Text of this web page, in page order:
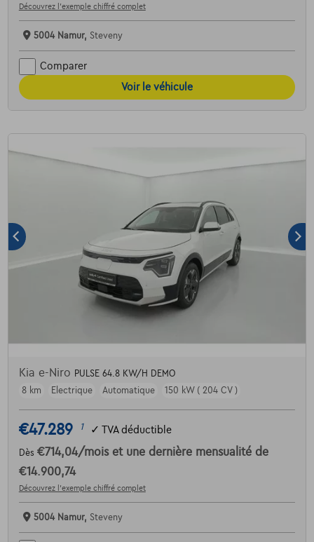
Découvrez l’exemple chiffré complet
5004 Namur, Steveny
Comparer
Voir le véhicule
Kia e-Niro PULSE 64.8 KW/H DEMO
8 km
Electrique Automatique 150 kW ( 204 CV )
€47.289 1 ✓ TVA déductible
Dès €714,04/mois et une dernière mensualité de
€14.900,74
Découvrez l’exemple chiffré complet
5004 Namur, Steveny